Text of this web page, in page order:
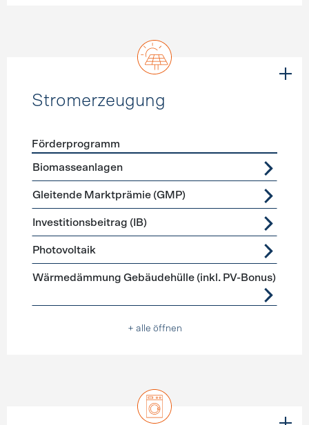
Stromerzeugung
Förderprogramme
Förderprogramm
Biomasseanlagen
Gleitende Marktprämie (GMP)
Investitionsbeitrag (IB)
Photovoltaik
Wärmedämmung Gebäudehülle (inkl. PV-Bonus)
+ alle öffnen